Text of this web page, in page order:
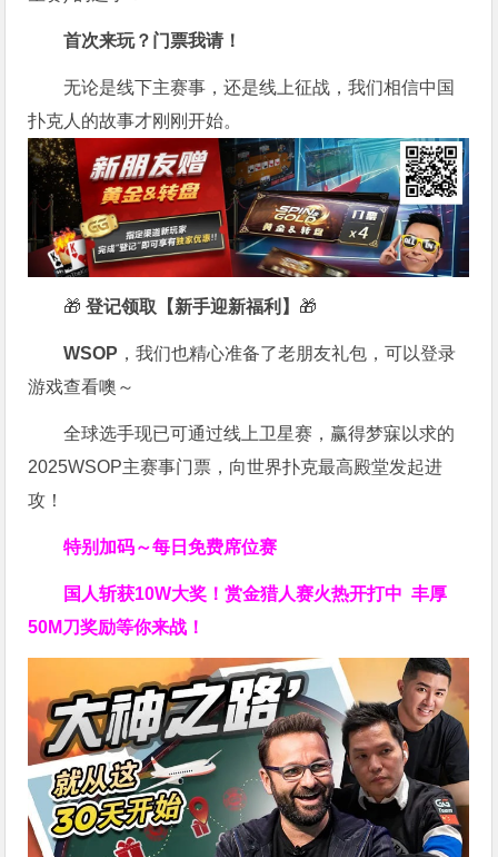
首次来玩？门票我请！
无论是线下主赛事，还是线上征战，我们相信中国
扑克人的故事才刚刚开始。
🎁 登记领取【新手迎新福利】 🎁
WSOP ，我们也精心准备了老朋友礼包，可以登录
游戏查看噢～
全球选手现已可通过线上卫星赛，赢得梦寐以求的
2025WSOP主赛事门票，向世界扑克最高殿堂发起进
攻！
特别加码～每日免费席位赛
国人斩获10W大奖！赏金猎人赛火热开打中 丰厚
50M刀奖励等你来战！